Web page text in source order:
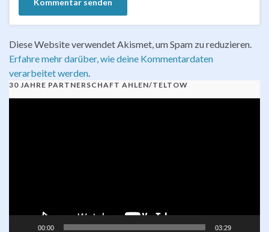
Diese Website verwendet Akismet, um Spam zu reduzieren.
Erfahre mehr darüber, wie deine Kommentardaten
verarbeitet werden
30 JAHRE PARTNERSCHAFT AHLEN/TELTOW
00:00 03:29